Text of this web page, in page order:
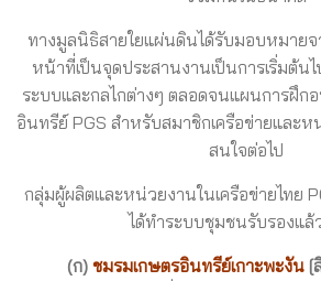
ทางมูลนิธิสายใยแผ่นดินได้รับมอบหมายจ
หน้าที่เป็นจุดประสานงานเป็นการเริ่มต้
ระบบและกลไกต่างๆ ตลอดจนแผนการฝึก
อินทรีย์ PGS สำหรับสมาชิกเครือข่ายและ
สนใจต่อไป
กลุ่มผู้ผลิตและหน่วยงานในเครือข่ายไทย
ได้ทำระบบชุมชนรับรองแล้
(ก) ชมรมเกษตรอินทรีย์เกาะพะงัน[